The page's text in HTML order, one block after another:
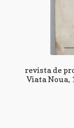
revista de
Viata Noua,